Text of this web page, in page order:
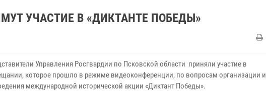
УЧАСТИЕ В «ДИКТАНТЕ ПОБЕДЫ»
Управления Росгвардии по Псковской области приняли участие в
которое прошло в режиме видеоконференции, по вопросам организации и
международной исторической акции «Диктант Победы».